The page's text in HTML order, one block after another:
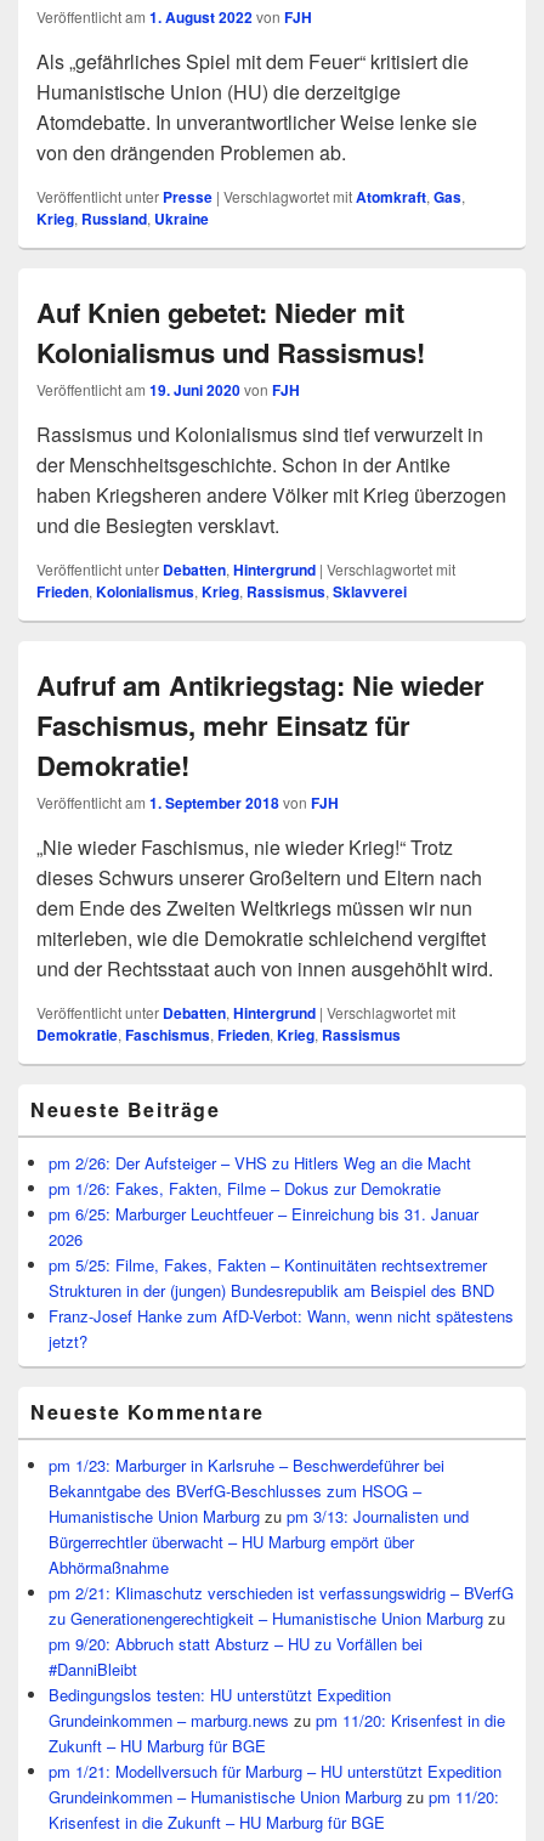
Veröffentlicht am 1. August 2022von FJH
Als „gefährliches Spiel mit dem Feuer“ kritisiert die
Humanistische Union (HU) die derzeitgige
Atomdebatte. In unverantwortlicher Weise lenke sie
von den drängenden Problemen ab.
Veröffentlicht unter Presse | Verschlagwortet mitAtomkraft, Gas,
Krieg, Russland, Ukraine
Auf Knien gebetet: Nieder mit
Kolonialismus und Rassismus!
Veröffentlicht am 19. Juni 2020von FJH
Rassismus und Kolonialismus sind tief verwurzelt in
der Menschheitsgeschichte. Schon in der Antike
haben Kriegsheren andere Völker mit Krieg überzogen
und die Besiegten versklavt.
Veröffentlicht unter Debatten, Hintergrund | Verschlagwortet mit
Frieden, Kolonialismus, Krieg, Rassismus, Sklavverei
Aufruf am Antikriegstag: Nie wieder
Faschismus, mehr Einsatz für
Demokratie!
Veröffentlicht am 1. September 2018von FJH
„Nie wieder Faschismus, nie wieder Krieg!“ Trotz
dieses Schwurs unserer Großeltern und Eltern nach
dem Ende des Zweiten Weltkriegs müssen wir nun
miterleben, wie die Demokratie schleichend vergiftet
und der Rechtsstaat auch von innen ausgehöhlt wird.
Veröffentlicht unter Debatten, Hintergrund | Verschlagwortet mit
Demokratie, Faschismus, Frieden, Krieg, Rassismus
Seitenleisten
Widget-
Bereich
Neueste Beiträge
pm 2/26: Der Aufsteiger – VHS zu Hitlers Weg an die Macht
pm 1/26: Fakes, Fakten, Filme – Dokus zur Demokratie
pm 6/25: Marburger Leuchtfeuer – Einreichung bis 31. Januar
2026
pm 5/25: Filme, Fakes, Fakten – Kontinuitäten rechtsextremer
Strukturen in der (jungen) Bundesrepublik am Beispiel des BND
Franz-Josef Hanke zum AfD-Verbot: Wann, wenn nicht spätestens
jetzt?
Neueste Kommentare
pm 1/23: Marburger in Karlsruhe – Beschwerdeführer bei
Bekanntgabe des BVerfG-Beschlusses zum HSOG –
Humanistische Union Marburg zu pm 3/13: Journalisten und
Bürgerrechtler überwacht – HU Marburg empört über
Abhörmaßnahme
pm 2/21: Klimaschutz verschieden ist verfassungswidrig – BVerfG
zu Generationengerechtigkeit – Humanistische Union Marburg zu
pm 9/20: Abbruch statt Absturz – HU zu Vorfällen bei
#DanniBleibt
Bedingungslos testen: HU unterstützt Expedition
Grundeinkommen – marburg.news zu pm 11/20: Krisenfest in die
Zukunft – HU Marburg für BGE
pm 1/21: Modellversuch für Marburg – HU unterstützt Expedition
Grundeinkommen – Humanistische Union Marburg zu pm 11/20:
Krisenfest in die Zukunft – HU Marburg für BGE